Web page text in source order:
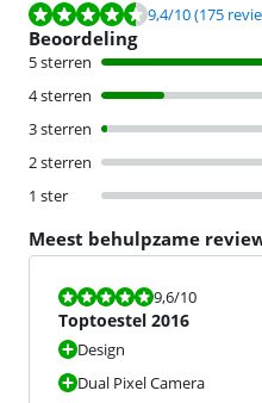
Beoordeling is 9,4 van de 10,
9,4/10(175
Beoordeling
5 sterren
4 sterren
3 sterren
2 sterren
1 ster
Meest behulpzame
Beoordeling is 9,6 van de 10.
9,6/10
Toptoestel 2016
Design
Dual Pixel Camera